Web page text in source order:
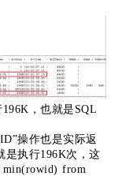
，也就是SQL
操作也是实际返
是执行196K次，这
min(rowid) from